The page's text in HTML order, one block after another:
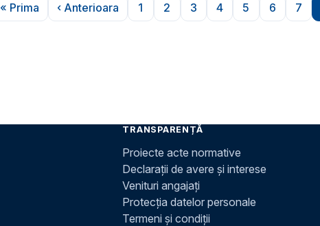
Prima pagină
« Prima
Pagina anterioară
‹ Anterioara
Pagina
1
Pagina
2
Pagina
3
Pagina
4
Pagina
5
Pagina
6 7
TRANSPARENȚĂ
Proiecte acte normative
Declarații de avere și interese
Venituri angajați
Protecția datelor personale
Termeni și condiții